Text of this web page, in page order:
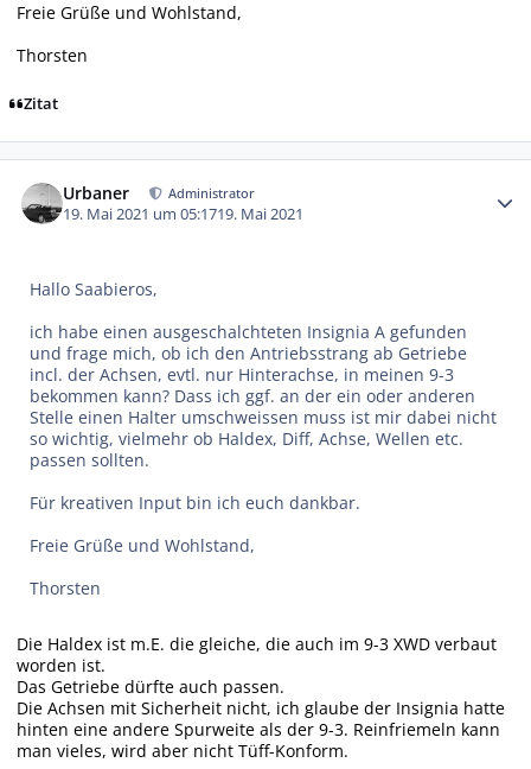
Freie Grüße und Wohlstand,
Thorsten
Zitat
Urbaner Administrator
19. Mai 2021 um 05:1719. Mai 2021
Hallo Saabieros,
ich habe einen ausgeschalchteten Insignia A gefunden
und frage mich, ob ich den Antriebsstrang ab Getriebe
incl. der Achsen, evtl. nur Hinterachse, in meinen 9-3
bekommen kann? Dass ich ggf. an der ein oder anderen
Stelle einen Halter umschweissen muss ist mir dabei nicht
so wichtig, vielmehr ob Haldex, Diff, Achse, Wellen etc.
passen sollten.
Für kreativen Input bin ich euch dankbar.
Freie Grüße und Wohlstand,
Thorsten
Die Haldex ist m.E. die gleiche, die auch im 9-3 XWD verbaut
worden ist.
Das Getriebe dürfte auch passen.
Die Achsen mit Sicherheit nicht, ich glaube der Insignia hatte
hinten eine andere Spurweite als der 9-3. Reinfriemeln kann
man vieles, wird aber nicht Tüff-Konform.